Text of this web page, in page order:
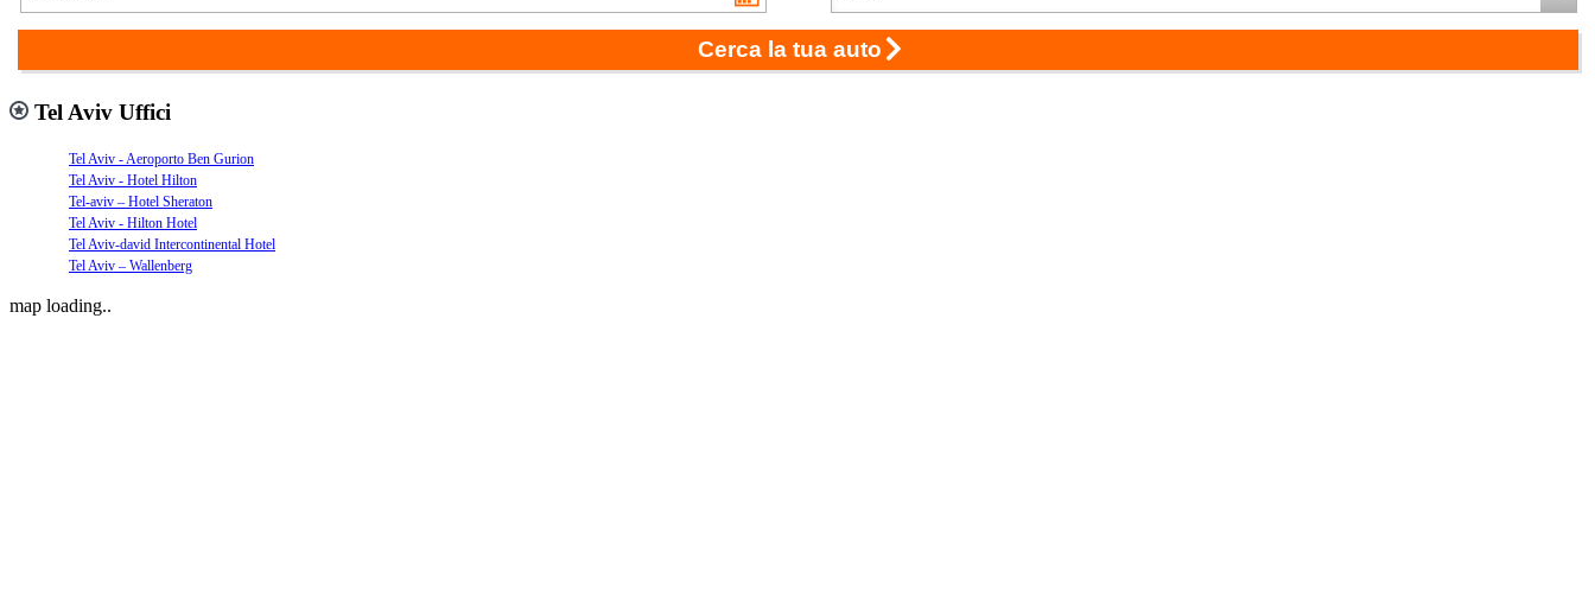
Cerca la tua auto
Tel Aviv Uffici
Tel Aviv - Aeroporto Ben Gurion
Tel Aviv - Hotel Hilton
Tel-aviv – Hotel Sheraton
Tel Aviv - Hilton Hotel
Tel Aviv-david Intercontinental Hotel
Tel Aviv – Wallenberg
map loading..